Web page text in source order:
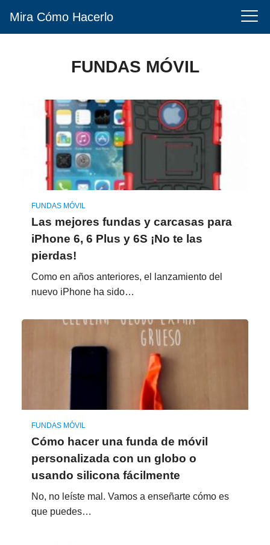
Mira Cómo Hacerlo
FUNDAS MÓVIL
FUNDAS MÓVIL
Las mejores fundas y carcasas para
iPhone 6, 6 Plus y 6S ¡No te las
pierdas!
Como en años anteriores, el lanzamiento del
nuevo iPhone ha sido…
FUNDAS MÓVIL
Cómo hacer una funda de móvil
personalizada con un globo o
usando silicona fácilmente
No, no leíste mal. Vamos a enseñarte cómo es
que puedes…